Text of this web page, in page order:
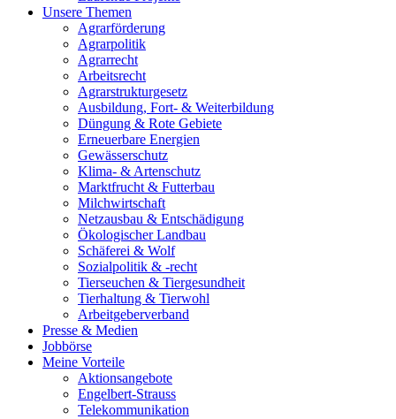
Unsere Themen
Agrarförderung
Agrarpolitik
Agrarrecht
Arbeitsrecht
Agrarstrukturgesetz
Ausbildung, Fort- & Weiterbildung
Düngung & Rote Gebiete
Erneuerbare Energien
Gewässerschutz
Klima- & Artenschutz
Marktfrucht & Futterbau
Milchwirtschaft
Netzausbau & Entschädigung
Ökologischer Landbau
Schäferei & Wolf
Sozialpolitik & -recht
Tierseuchen & Tiergesundheit
Tierhaltung & Tierwohl
Arbeitgeberverband
Presse & Medien
Jobbörse
Meine Vorteile
Aktionsangebote
Engelbert-Strauss
Telekommunikation